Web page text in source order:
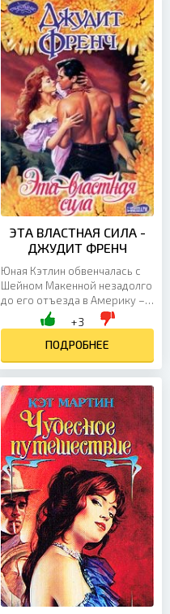
ЭТА ВЛАСТНАЯ СИЛА -
ДЖУДИТ ФРЕНЧ
Юная Кэтлин обвенчалась с
Шейном Макенной незадолго
до его отъезда в Америку – и
утешилась обещанием, что
муж очень скоро вызовет ее
к себе. Однако...
+3
ПОДРОБНЕЕ